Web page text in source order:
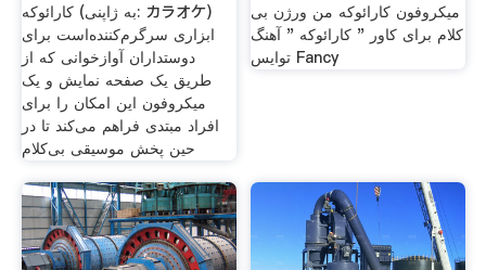
کارائوکه (به ژاپنی: カラオケ)
ابزاری سرگرم‌کننده‌است برای
دوستداران آوازخوانی که از
طریق یک صفحه نمایش و یک
میکروفون این امکان را برای
افراد مبتدی فراهم می‌کند تا در
حین پخش موسیقی بی‌کلام
میکروفون کارائوکه من ورژن بی
کلام برای کاور " کارائوکه " آهنگ
توایس Fancy